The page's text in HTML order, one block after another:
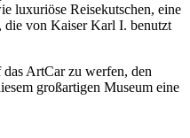
luxuriöse Reisekutschen, eine
die von Kaiser Karl I. benutzt
ArtCar zu werfen, den
großartigen Museum eine